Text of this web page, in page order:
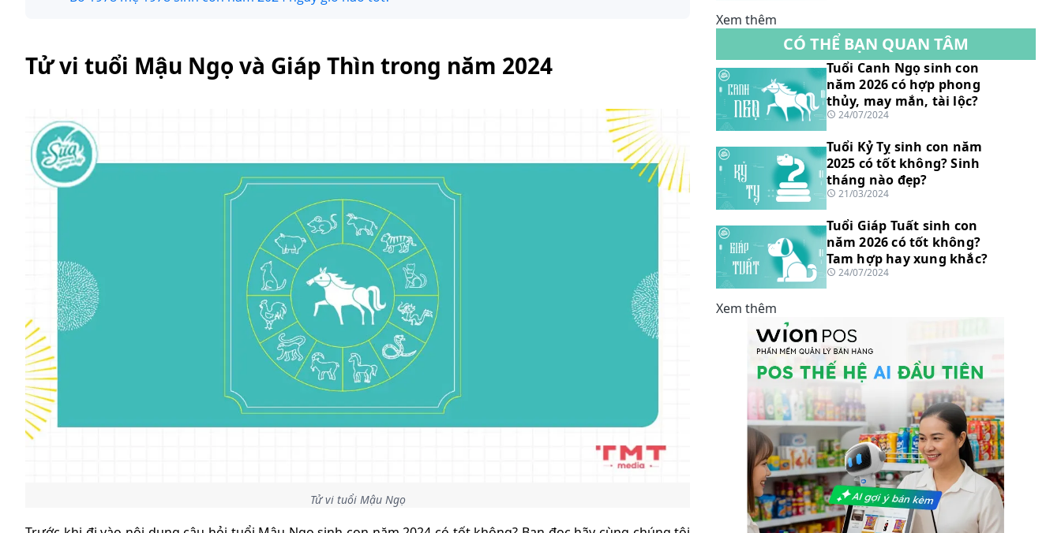
Tử vi tuổi Mậu Ngọ và Giáp Thìn trong năm 2024
Tử vi tuổi Mậu Ngọ
Xem thêm
CÓ THỂ BẠN QUAN TÂM
Tuổi Canh Ngọ sinh con
năm 2026 có hợp phong
thủy, may mắn, tài lộc?
24/07/2024
Tuổi Kỷ Tỵ sinh con năm
2025 có tốt không? Sinh
tháng nào đẹp?
21/03/2024
Tuổi Giáp Tuất sinh con
năm 2026 có tốt không?
Tam hợp hay xung khắc?
24/07/2024
Xem thêm